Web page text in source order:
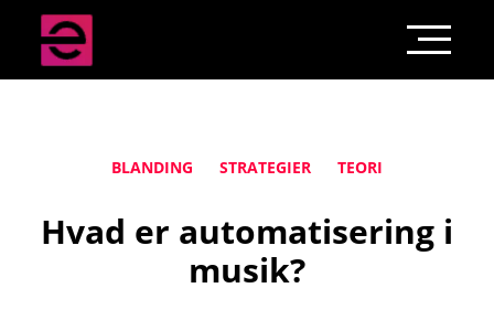
BLANDING STRATEGIER TEORI
Hvad er automatisering i
musik?